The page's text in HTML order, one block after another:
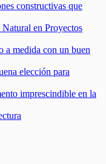
constructivas que
en Proyectos
a medida con un buen
elección para
imprescindible en la